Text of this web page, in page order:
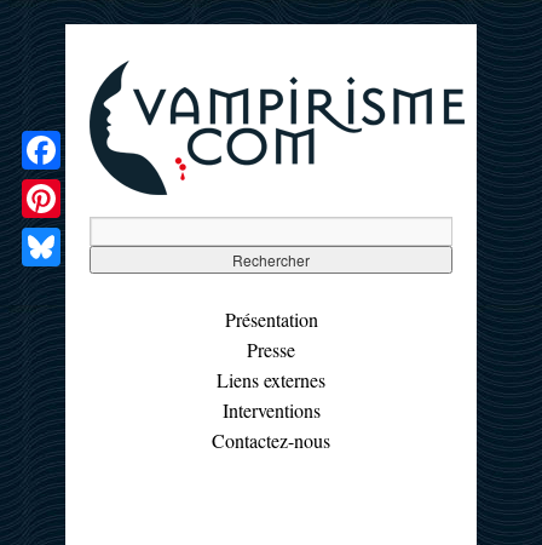
Présentation
Presse
Liens externes
Interventions
Contactez-nous
Facebook
Pinterest
Bluesky